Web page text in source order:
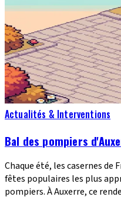
Actualités & Interventions
Bal des pompiers
Chaque été, les casernes de
fêtes populaires les plus
pompiers. À Auxerre, ce